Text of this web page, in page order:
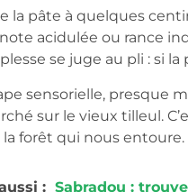
la pâte à quelques
acidulée ou rance
se juge au pli : si
sensorielle, presque
sur le vieux tilleul.
forêt qui nous entoure.
: Sabradou :